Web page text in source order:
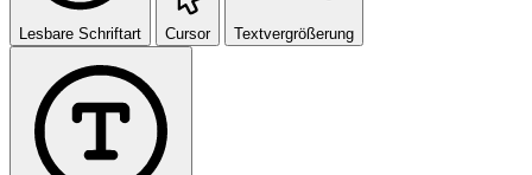
Lesbare Schriftart Cursor Textvergrößerung